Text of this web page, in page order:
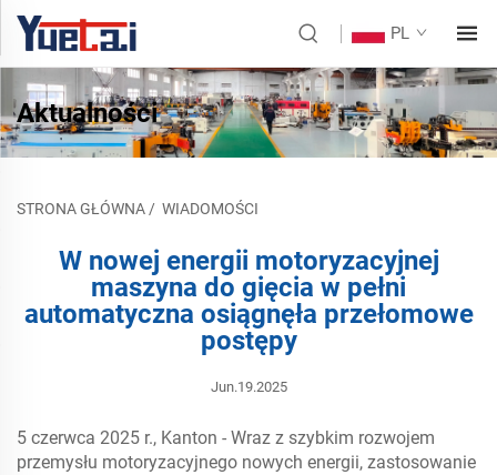
PL
Aktualności
STRONA GŁÓWNA / WIADOMOŚCI
W nowej energii motoryzacyjnej
maszyna do gięcia w pełni
automatyczna osiągnęła przełomowe
postępy
Jun.19.2025
5 czerwca 2025 r., Kanton - Wraz z szybkim rozwojem
przemysłu motoryzacyjnego nowych energii, zastosowanie